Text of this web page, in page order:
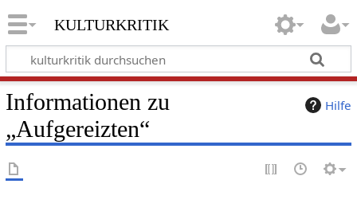
kulturkritik
Hilfe
Informationen zu
„Aufgereizten“